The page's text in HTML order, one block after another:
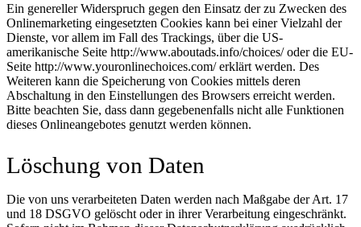
Ein genereller Widerspruch gegen den Einsatz der zu Zwecken des
Onlinemarketing eingesetzten Cookies kann bei einer Vielzahl der
Dienste, vor allem im Fall des Trackings, über die US-
amerikanische Seite http://www.aboutads.info/choices/ oder die EU-
Seite http://www.youronlinechoices.com/ erklärt werden. Des
Weiteren kann die Speicherung von Cookies mittels deren
Abschaltung in den Einstellungen des Browsers erreicht werden.
Bitte beachten Sie, dass dann gegebenenfalls nicht alle Funktionen
dieses Onlineangebotes genutzt werden können.
Löschung von Daten
Die von uns verarbeiteten Daten werden nach Maßgabe der Art. 17
und 18 DSGVO gelöscht oder in ihrer Verarbeitung eingeschränkt.